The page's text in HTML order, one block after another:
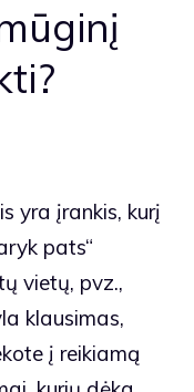
yra įrankis, kurį
pats“
vietų, pvz.,
klausimas,
į reikiamą